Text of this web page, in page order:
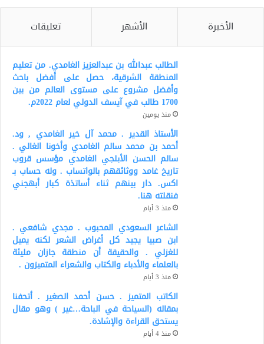
الأخيرة الأشهر تعليقات
الطالب عبدالله بن عبدالعزيز الغامدي. من تعليم
المنطقة الشرقية، حصل على أفضل باحث
وأفضل مشروع على مستوى العالم من بين
1700 طالب في آيسف الدولي لعام 2022م.
منذ يومين
الأستاذ القدير . محمد آل خير الغامدي , ود.
أحمد بن محمد سالم الغامدي وأخونا الغالي .
سالم الحسن الأبلجي الغامدي مؤسس قروب
تاريخ غامد ووثائقهم بالواتساب . وله حساب بـ
اكس. دار بينهم ثناء أساتذة كبار أبهجني
فنقلته هنا.
منذ 3 أيام
الشاعر السعودي المحبوب . مجدي شافعي .
ابن صبيا يجيد كل أغراض الشعر لكنه يميل
للغزلي . والحقيقة أن منطقة جازان مليئة
بالعلماء والأدباء والكتاب والشعراء المتميزون .
منذ 3 أيام
الكاتب المتميز . حسن أحمد الصغير . أتحفنا
بمقاله (السياحة في الباحة…غير ) وهو مقال
يستحق القراءة والإشادة.
منذ 4 أيام